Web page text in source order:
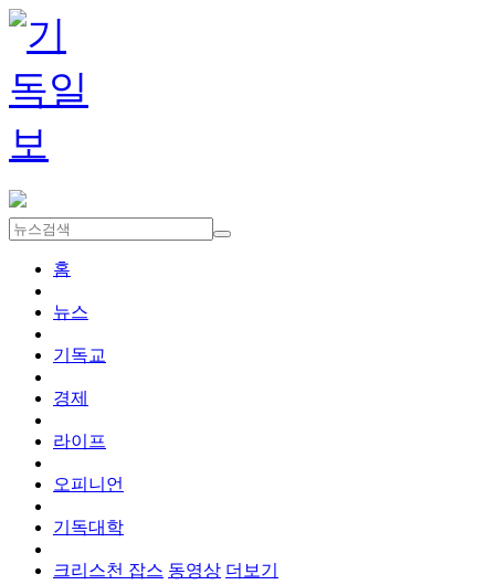
홈
뉴스
기독교
경제
라이프
오피니언
기독대학
크리스천 잡스 동영상 더보기